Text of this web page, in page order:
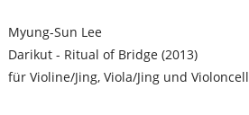
Myung-Sun Lee
Darikut - Ritual of Bridge (2013)
für Violine/Jing, Viola/Jing und